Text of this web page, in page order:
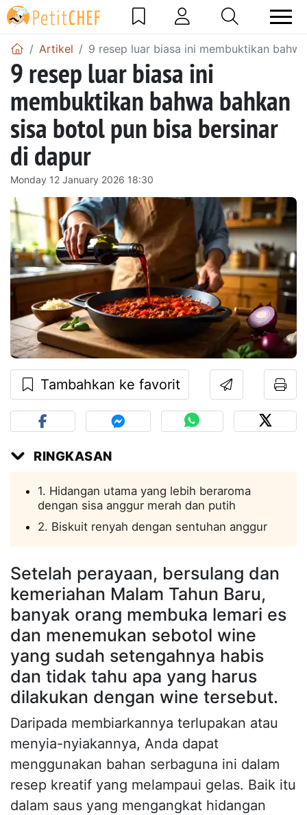
Artikel 9 resep luar biasa ini membuktikan
9 resep luar biasa ini
membuktikan bahwa bahkan
sisa botol pun bisa bersinar
di dapur
Monday 12 January 2026 18:30
Tambahkan ke favorit
RINGKASAN
1. Hidangan utama yang lebih beraroma
dengan sisa anggur merah dan putih
2. Biskuit renyah dengan sentuhan anggur
Setelah perayaan, bersulang dan
kemeriahan Malam Tahun Baru,
banyak orang membuka lemari es
dan menemukan sebotol wine
yang sudah setengahnya habis
dan tidak tahu apa yang harus
dilakukan dengan wine tersebut.
Daripada membiarkannya terlupakan atau
menyia-nyiakannya, Anda dapat
menggunakan bahan serbaguna ini dalam
resep kreatif yang melampaui gelas. Baik itu
dalam saus yang mengangkat hidangan